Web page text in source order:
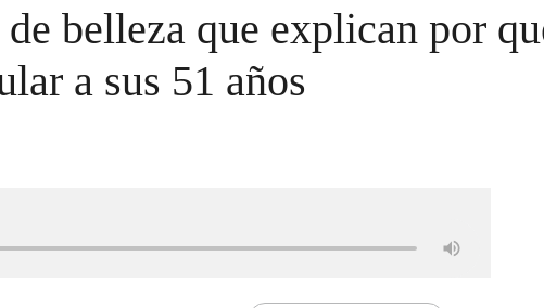
belleza que explican por
a sus 51 años